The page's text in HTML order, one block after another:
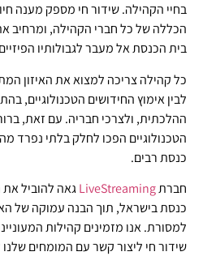
בחיי הקהילה. שידור חי מספק מענה
הכללה של כל חברי הקהילה,
בית הכנסת אל מעבר לגבולותיו
כל קהילה צריכה למצוא את האיזון
לבין אימוץ החידושים הטכנולוגיים,
ההלכתית, ולצרכי חבריה. עם זאת,
הטכנולוגיים הפכו לחלק בלתי נפרד
כנסת רבים.
חברתLiveStreamingגאה להוביל
כנסת בישראל, תוך הבנה עמוקה של
למסורת. אנו מזמינים קהילות
שידור חי ליצור קשר עם המומחים שלנו